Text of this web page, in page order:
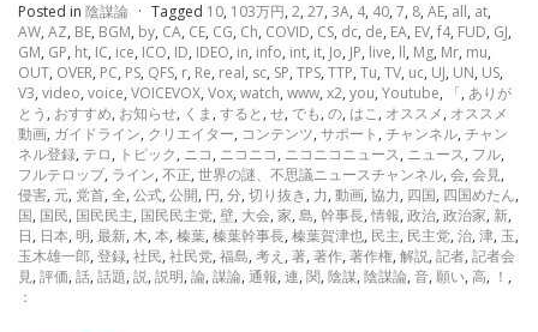
Posted in 陰謀論 · Tagged 10, 103万円, 2, 27, 3A, 4, 40, 7, 8, AE, all, at,
AW, AZ, BE, BGM, by, CA, CE, CG, Ch, COVID, CS, dc, de, EA, EV, f4, FUD, GJ,
GM, GP, ht, IC, ice, ICO, ID, IDEO, in, info, int, it, Jo, JP, live, ll, Mg, Mr, mu,
OUT, OVER, PC, PS, QFS, r, Re, real, sc, SP, TPS, TTP, Tu, TV, uc, UJ, UN, US,
V3, video, voice, VOICEVOX, Vox, watch, www, x2, you, Youtube, 「, ありが
とう , おすすめ, お知らせ, くま , すると , せ, でも, の, はこ , オススメ, オススメ
動画, ガイドライン, クリエイター, コンテンツ, サポート , チャンネル, チャン
ネル登録, テロ, トピック, ニコ, ニコニコ, ニコニコニュース, ニュース, フル,
フルテロップ, ライン, 不正, 世界の謎、不思議ニュースチャンネル, 会, 会見,
侵害, 元, 党首, 全, 公式, 公開, 円, 分, 切り抜き, 力, 動画, 協力, 四国, 四国めたん,
国, 国民, 国民民主, 国民民主党, 壁, 大会, 家, 島, 幹事長, 情報, 政治, 政治家, 新,
日, 日本, 明, 最新, 木, 本, 榛葉, 榛葉幹事長, 榛葉賀津也, 民主, 民主党, 治, 津, 玉,
玉木雄一郎, 登録, 社民, 社民党, 福島, 考え , 著, 著作, 著作権, 解説, 記者, 記者会
見, 評価, 話, 話題, 説, 説明, 論, 謀論, 通報, 連, 関, 陰謀, 陰謀論, 音, 願い, 高, ！ ,
：